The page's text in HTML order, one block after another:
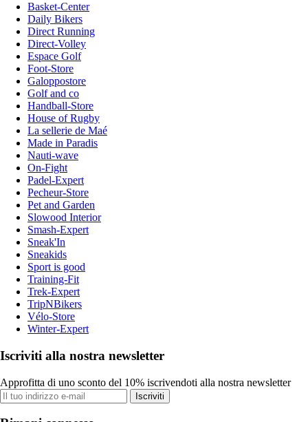
Basket-Center
Daily Bikers
Direct Running
Direct-Volley
Espace Golf
Foot-Store
Galoppostore
Golf and co
Handball-Store
House of Rugby
La sellerie de Maé
Made in Paradis
Nauti-wave
On-Fight
Padel-Expert
Pecheur-Store
Pet and Garden
Slowood Interior
Smash-Expert
Sneak'In
Sneakids
Sport is good
Training-Fit
Trek-Expert
TripNBikers
Vélo-Store
Winter-Expert
Iscriviti alla nostra newsletter
Approfitta di uno sconto del 10% iscrivendoti alla nostra newsletter
Iscriviti